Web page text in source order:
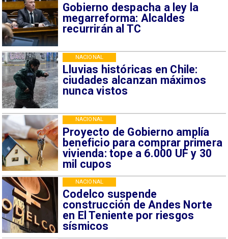
Gobierno despacha a ley la
megarreforma: Alcaldes
recurrirán al TC
Lluvias históricas en Chile:
ciudades alcanzan máximos
nunca vistos
NACIONAL
Proyecto de Gobierno amplía
beneficio para comprar primera
vivienda: tope a 6.000 UF y 30
mil cupos
NACIONAL
Codelco suspende
construcción de Andes Norte
en El Teniente por riesgos
sísmicos
NACIONAL